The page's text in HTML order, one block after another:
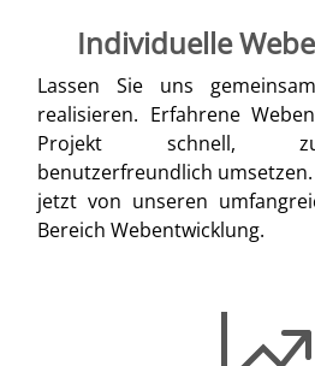
Individuelle
Lassen Sie uns
realisieren. Erfahrene
Projekt schnell,
benutzerfreundlich
jetzt von unseren
Bereich Webentwicklung.